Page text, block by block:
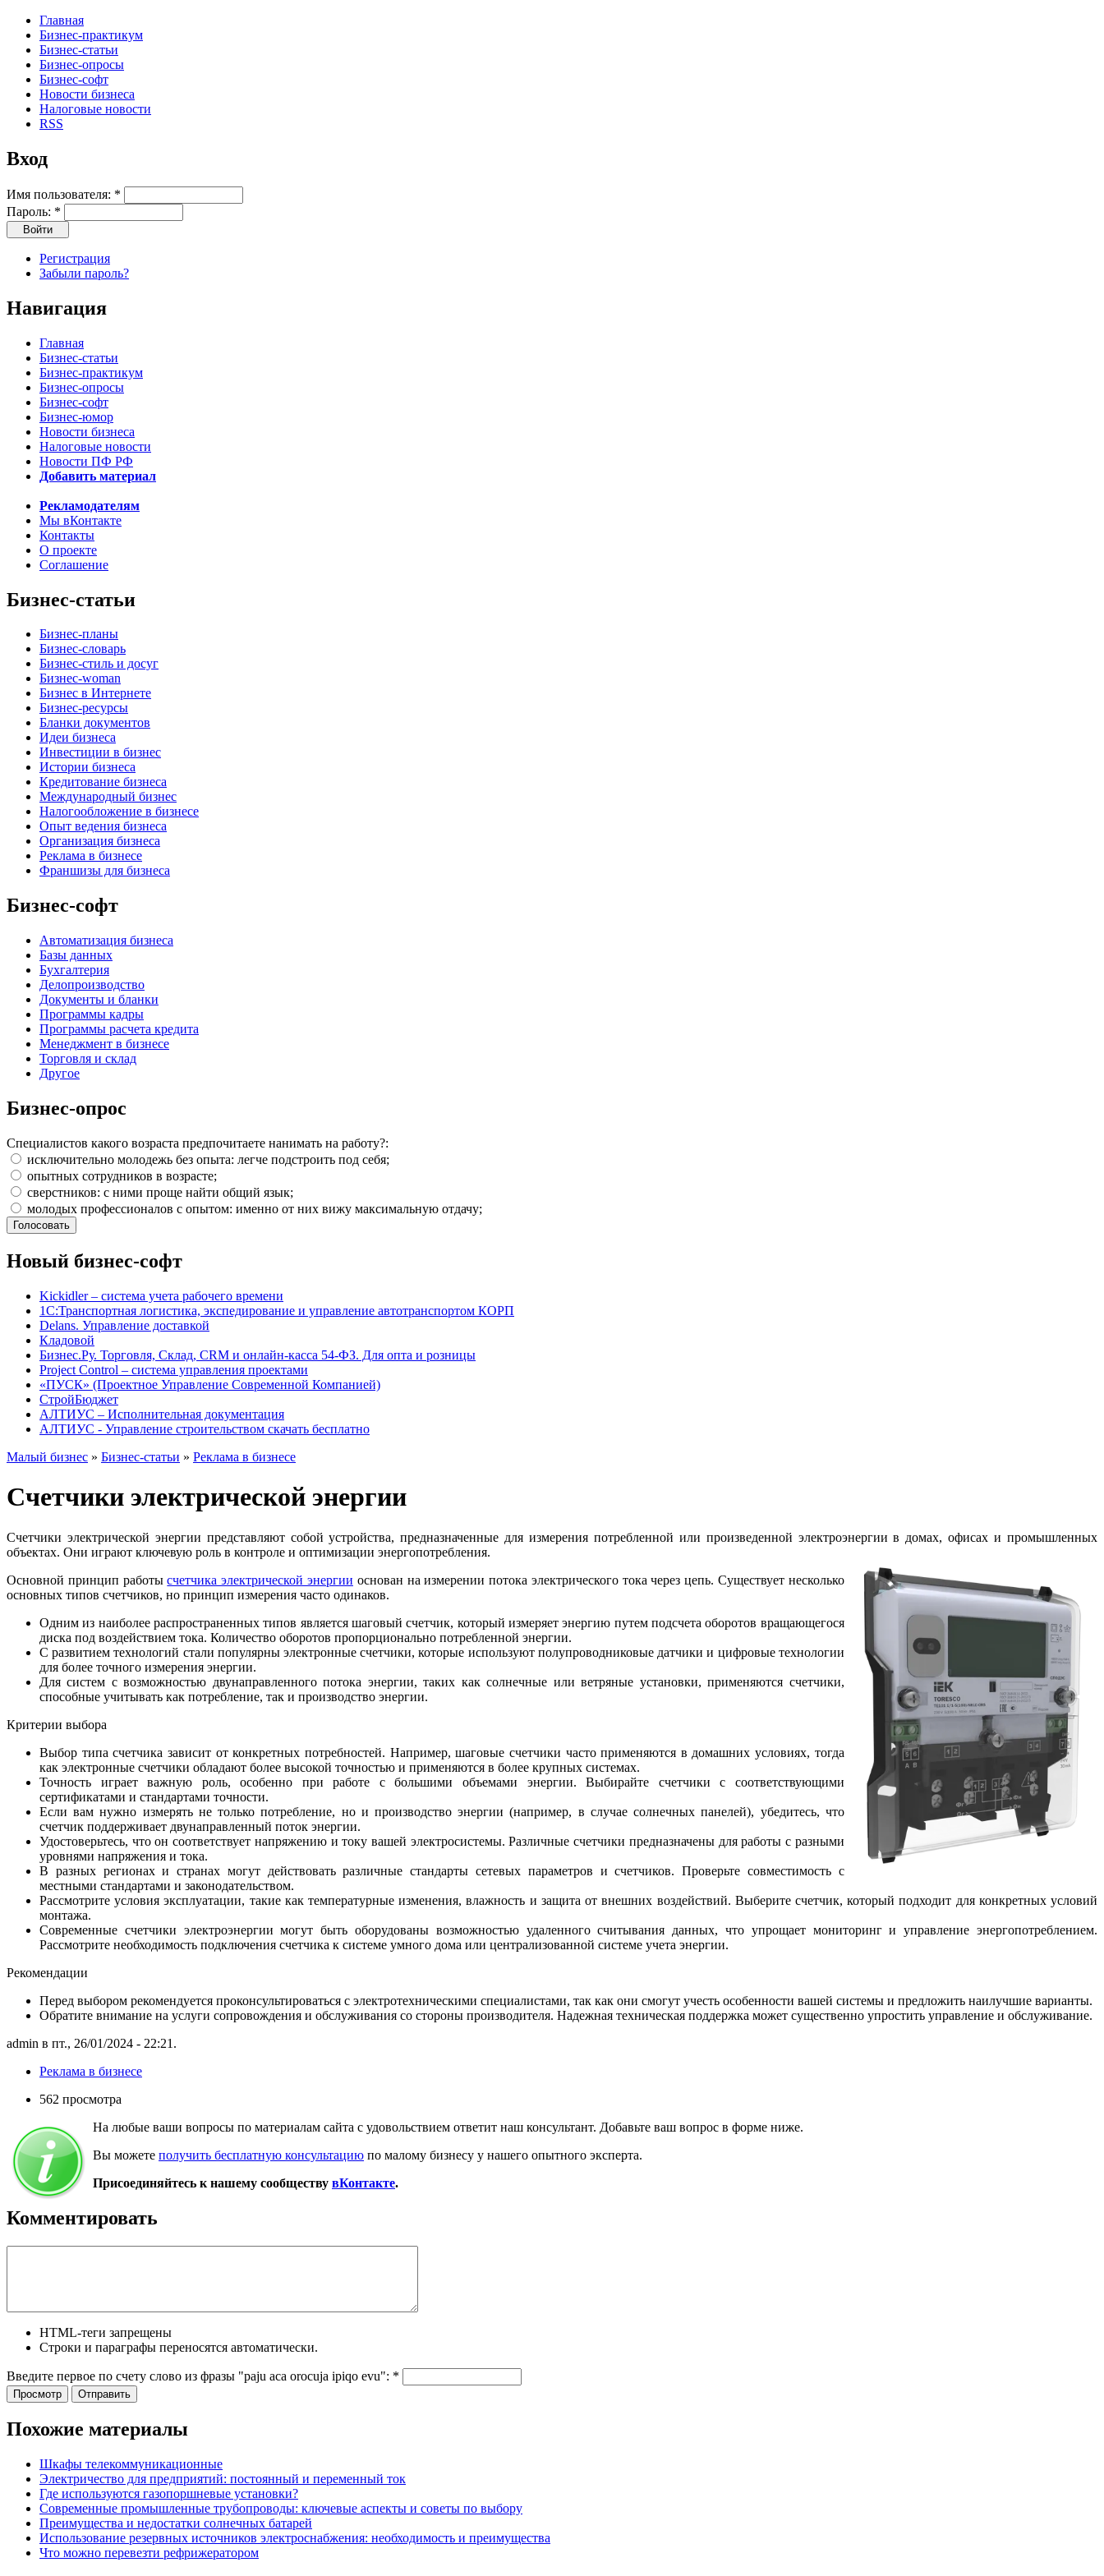
Главная
Бизнес-практикум
Бизнес-статьи
Бизнес-опросы
Бизнес-софт
Новости бизнеса
Налоговые новости
RSS
Вход
Имя пользователя: *
Пароль: *
Регистрация
Забыли пароль?
Навигация
Главная
Бизнес-статьи
Бизнес-практикум
Бизнес-опросы
Бизнес-софт
Бизнес-юмор
Новости бизнеса
Налоговые новости
Новости ПФ РФ
Добавить материал
Рекламодателям
Мы вКонтакте
Контакты
О проекте
Соглашение
Бизнес-статьи
Бизнес-планы
Бизнес-словарь
Бизнес-стиль и досуг
Бизнес-woman
Бизнес в Интернете
Бизнес-ресурсы
Бланки документов
Идеи бизнеса
Инвестиции в бизнес
Истории бизнеса
Кредитование бизнеса
Международный бизнес
Налогообложение в бизнесе
Опыт ведения бизнеса
Организация бизнеса
Реклама в бизнесе
Франшизы для бизнеса
Бизнес-софт
Автоматизация бизнеса
Базы данных
Бухгалтерия
Делопроизводство
Документы и бланки
Программы кадры
Программы расчета кредита
Менеджмент в бизнесе
Торговля и склад
Другое
Бизнес-опрос
Специалистов какого возраста предпочитаете нанимать на работу?:
исключительно молодежь без опыта: легче подстроить под себя;
опытных сотрудников в возрасте;
сверстников: с ними проще найти общий язык;
молодых профессионалов с опытом: именно от них вижу максимальную отдачу;
Новый бизнес-софт
Kickidler – система учета рабочего времени
1С:Транспортная логистика, экспедирование и управление автотранспортом КОРП
Delans. Управление доставкой
Кладовой
Бизнес.Ру. Торговля, Склад, CRM и онлайн-касса 54-ФЗ. Для опта и розницы
Project Сontrol – система управления проектами
«ПУСК» (Проектное Управление Современной Компанией)
СтройБюджет
АЛТИУС – Исполнительная документация
АЛТИУС - Управление строительством скачать бесплатно
Малый бизнес » Бизнес-статьи » Реклама в бизнесе
Счетчики электрической энергии
Счетчики электрической энергии представляют собой устройства, предназначенные для измерения потребленной или произведенной электроэнергии в домах, офисах и промышленных
объектах. Они играют ключевую роль в контроле и оптимизации энергопотребления.
Основной принцип работысчетчика электрической энергии основан на измерении потока электрического тока через цепь. Существует несколько
основных типов счетчиков, но принцип измерения часто одинаков.
Одним из наиболее распространенных типов является шаговый счетчик, который измеряет энергию путем подсчета оборотов вращающегося
диска под воздействием тока. Количество оборотов пропорционально потребленной энергии.
С развитием технологий стали популярны электронные счетчики, которые используют полупроводниковые датчики и цифровые технологии
для более точного измерения энергии.
Для систем с возможностью двунаправленного потока энергии, таких как солнечные или ветряные установки, применяются счетчики,
способные учитывать как потребление, так и производство энергии.
Критерии выбора
Выбор типа счетчика зависит от конкретных потребностей. Например, шаговые счетчики часто применяются в домашних условиях, тогда
как электронные счетчики обладают более высокой точностью и применяются в более крупных системах.
Точность играет важную роль, особенно при работе с большими объемами энергии. Выбирайте счетчики с соответствующими
сертификатами и стандартами точности.
Если вам нужно измерять не только потребление, но и производство энергии (например, в случае солнечных панелей), убедитесь, что
счетчик поддерживает двунаправленный поток энергии.
Удостоверьтесь, что он соответствует напряжению и току вашей электросистемы. Различные счетчики предназначены для работы с разными
уровнями напряжения и тока.
В разных регионах и странах могут действовать различные стандарты сетевых параметров и счетчиков. Проверьте совместимость с
местными стандартами и законодательством.
Рассмотрите условия эксплуатации, такие как температурные изменения, влажность и защита от внешних воздействий. Выберите счетчик, который подходит для конкретных условий
монтажа.
Современные счетчики электроэнергии могут быть оборудованы возможностью удаленного считывания данных, что упрощает мониторинг и управление энергопотреблением.
Рассмотрите необходимость подключения счетчика к системе умного дома или централизованной системе учета энергии.
Рекомендации
Перед выбором рекомендуется проконсультироваться с электротехническими специалистами, так как они смогут учесть особенности вашей системы и предложить наилучшие варианты.
Обратите внимание на услуги сопровождения и обслуживания со стороны производителя. Надежная техническая поддержка может существенно упростить управление и обслуживание.
admin в пт., 26/01/2024 - 22:21.
Реклама в бизнесе
562 просмотра
На любые ваши вопросы по материалам сайта с удовольствием ответит наш консультант. Добавьте ваш вопрос в форме ниже.
Вы можете получить бесплатную консультацию по малому бизнесу у нашего опытного эксперта.
Присоединяйтесь к нашему сообществу вКонтакте.
Комментировать
HTML-теги запрещены
Строки и параграфы переносятся автоматически.
Введите первое по счету слово из фразы "paju aca orocuja ipiqo evu": *
Похожие материалы
Шкафы телекоммуникационные
Электричество для предприятий: постоянный и переменный ток
Где используются газопоршневые установки?
Современные промышленные трубопроводы: ключевые аспекты и советы по выбору
Преимущества и недостатки солнечных батарей
Использование резервных источников электроснабжения: необходимость и преимущества
Что можно перевезти рефрижератором